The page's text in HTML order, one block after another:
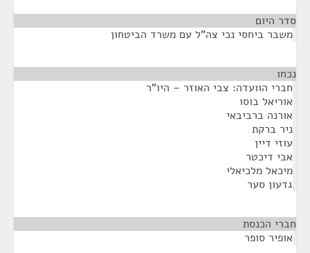
סדר היום
משבר ביחסי נכי צה"ל עם משרד הביטחון
נכחו
חברי הוועדה: צבי האוזר – היו"ר
אוריאל בוסו
אורנה ברביבאי
ניר ברקת
עוזי דיין
אבי דיכטר
מיכאל מלכיאלי
גדעון סער
חברי הכנסת
אופיר סופר